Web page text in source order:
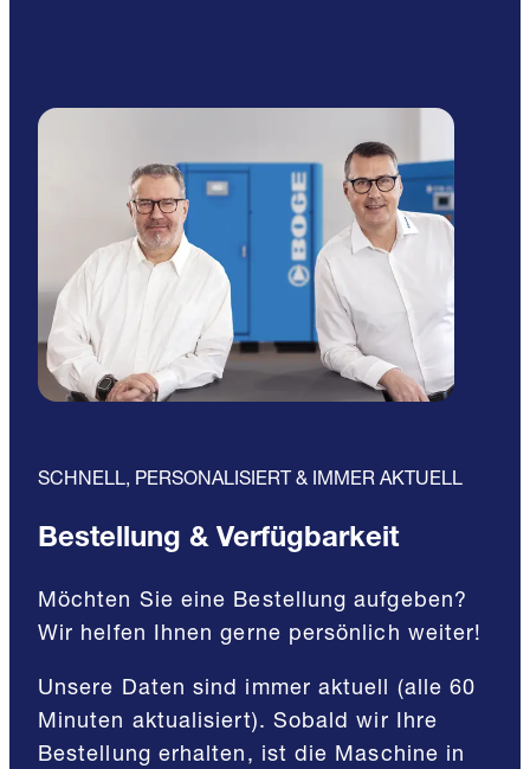
SCHNELL, PERSONALISIERT & IMMER AKTUELL
Bestellung & Verfügbarkeit
Möchten Sie eine Bestellung aufgeben?
Wir helfen Ihnen gerne persönlich weiter!
Unsere Daten sind immer aktuell (alle 60
Minuten aktualisiert). Sobald wir Ihre
Bestellung erhalten, ist die Maschine in